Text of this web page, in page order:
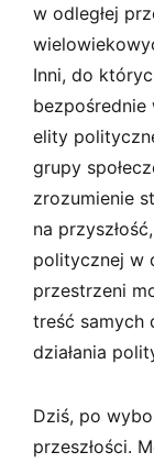
w odległej
Inni, do
bezpośrednie
elity
grupy
zrozumienie
na
politycznej w
przestrzeni
treść samych
działania
Dziś, po
przeszłości.